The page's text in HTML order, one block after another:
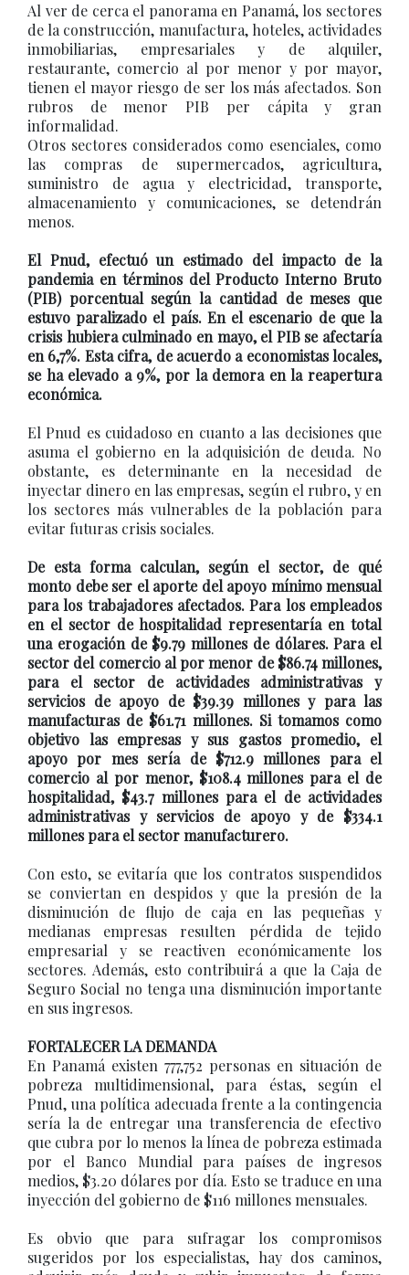
Al ver de cerca el panorama en Panamá, los sectores
de la construcción, manufactura, hoteles, actividades
inmobiliarias, empresariales y de alquiler,
restaurante, comercio al por menor y por mayor,
tienen el mayor riesgo de ser los más afectados. Son
rubros de menor PIB per cápita y gran
informalidad.
Otros sectores considerados como esenciales, como
las compras de supermercados, agricultura,
suministro de agua y electricidad, transporte,
almacenamiento y comunicaciones, se detendrán
menos.
El Pnud, efectuó un estimado del impacto de la
pandemia en términos del Producto Interno Bruto
(PIB) porcentual según la cantidad de meses que
estuvo paralizado el país. En el escenario de que la
crisis hubiera culminado en mayo, el PIB se afectaría
en 6,7%. Esta cifra, de acuerdo a economistas locales,
se ha elevado a 9%, por la demora en la reapertura
económica.
El Pnud es cuidadoso en cuanto a las decisiones que
asuma el gobierno en la adquisición de deuda. No
obstante, es determinante en la necesidad de
inyectar dinero en las empresas, según el rubro, y en
los sectores más vulnerables de la población para
evitar futuras crisis sociales.
De esta forma calculan, según el sector, de qué
monto debe ser el aporte del apoyo mínimo mensual
para los trabajadores afectados. Para los empleados
en el sector de hospitalidad representaría en total
una erogación de $9.79 millones de dólares. Para el
sector del comercio al por menor de $86.74 millones,
para el sector de actividades administrativas y
servicios de apoyo de $39.39 millones y para las
manufacturas de $61.71 millones. Si tomamos como
objetivo las empresas y sus gastos promedio, el
apoyo por mes sería de $712.9 millones para el
comercio al por menor, $108.4 millones para el de
hospitalidad, $43.7 millones para el de actividades
administrativas y servicios de apoyo y de $334.1
millones para el sector manufacturero.
Con esto, se evitaría que los contratos suspendidos
se conviertan en despidos y que la presión de la
disminución de flujo de caja en las pequeñas y
medianas empresas resulten pérdida de tejido
empresarial y se reactiven económicamente los
sectores. Además, esto contribuirá a que la Caja de
Seguro Social no tenga una disminución importante
en sus ingresos.
FORTALECER LA DEMANDA
En Panamá existen 777,752 personas en situación de
pobreza multidimensional, para éstas, según el
Pnud, una política adecuada frente a la contingencia
sería la de entregar una transferencia de efectivo
que cubra por lo menos la línea de pobreza estimada
por el Banco Mundial para países de ingresos
medios, $3.20 dólares por día. Esto se traduce en una
inyección del gobierno de $116 millones mensuales.
Es obvio que para sufragar los compromisos
sugeridos por los especialistas, hay dos caminos,